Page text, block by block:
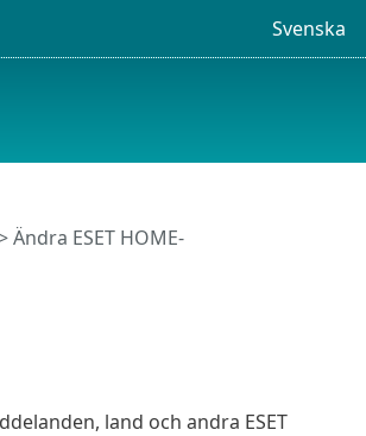
Svenska
Ändra ESET HOME-
land och andra ESET